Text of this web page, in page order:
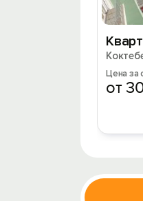
Цена за
от